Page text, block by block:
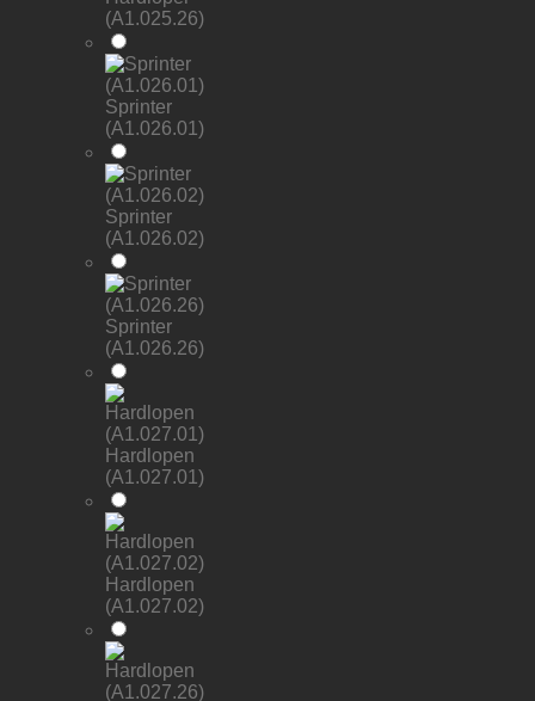
(A1.025.26)
Sprinter
(A1.026.01)
Sprinter
(A1.026.02)
Sprinter
(A1.026.26)
Hardlopen
(A1.027.01)
Hardlopen
(A1.027.02)